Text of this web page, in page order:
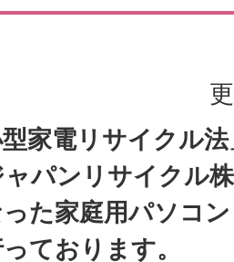
家電リサイクル
ャパンリサイクル
た家庭用パソコ
ております。